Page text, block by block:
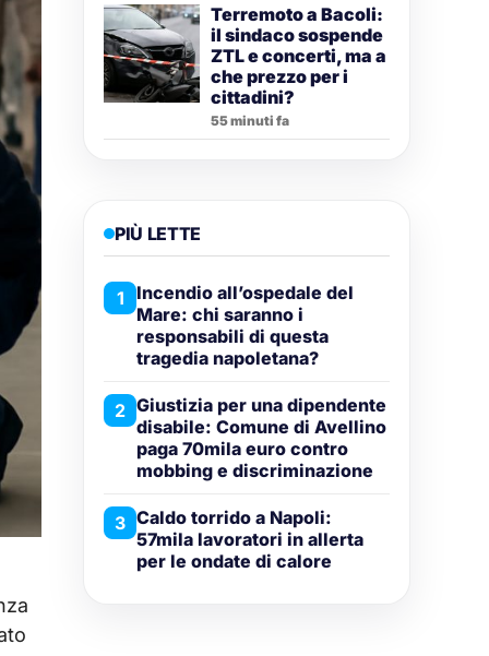
Terremoto a Bacoli:
il sindaco sospende
ZTL e concerti, ma a
che prezzo per i
cittadini?
55 minuti fa
PIÙ LETTE
1
Incendio all’ospedale del
Mare: chi saranno i
responsabili di questa
tragedia napoletana?
2 Giustizia per una dipendente
disabile: Comune di Avellino
paga 70mila euro contro
mobbing e discriminazione
3 Caldo torrido a Napoli:
57mila lavoratori in allerta
per le ondate di calore